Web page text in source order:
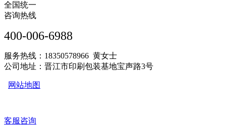
全国统一
咨询热线
400-006-6988
服务热线：18350578966 黄女士
公司地址：晋江市印刷包装基地宝声路3号
网站地图
客服咨询